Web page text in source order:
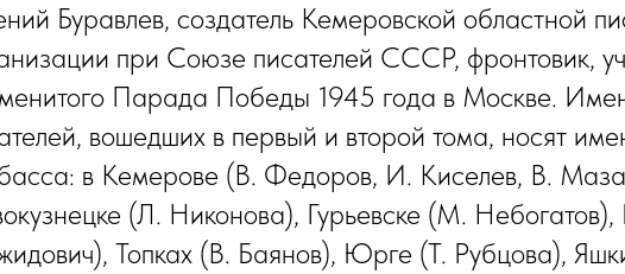
Буравлев, создатель Кемеровской областной
при Союзе писателей СССР, фронтовик,
Парада Победы 1945 года в Москве.
вошедших в первый и второй тома, носят
в Кемерове (В. Федоров, И. Киселев, В.
(Л. Никонова), Гурьевске (М.
Топках (В. Баянов), Юрге (Т. Рубцова),